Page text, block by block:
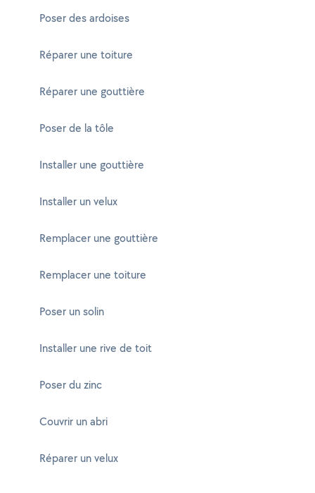
Poser des ardoises
Réparer une toiture
Réparer une gouttière
Poser de la tôle
Installer une gouttière
Installer un velux
Remplacer une gouttière
Remplacer une toiture
Poser un solin
Installer une rive de toit
Poser du zinc
Couvrir un abri
Réparer un velux